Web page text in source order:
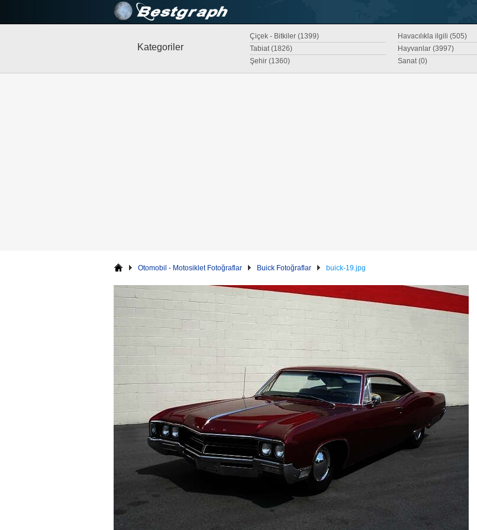
Kategoriler
Havacılıkla ilgili (505)
Çiçek - Bitkiler (1399)
Hayvanlar (3997)
Tabiat (1826)
Sanat (0)
Şehir (1360)
Otomobil - Motosiklet Fotoğraflar Buick Fotoğraflar buick-19.jpg